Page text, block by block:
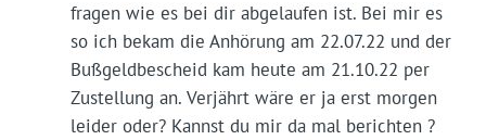
fragen wie es bei dir abgelaufen ist. Bei mir es
so ich bekam die Anhörung am 22.07.22 und der
Bußgeldbescheid kam heute am 21.10.22 per
Zustellung an. Verjährt wäre er ja erst morgen
leider oder? Kannst du mir da mal berichten ?